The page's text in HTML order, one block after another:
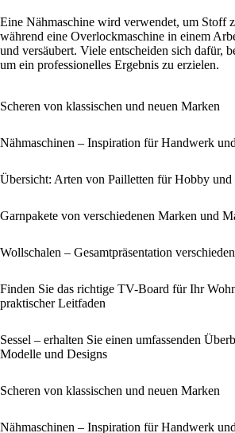
Eine Nähmaschine wird verwendet, um Stoff
während eine Overlockmaschine in einem
und versäubert. Viele entscheiden sich dafür,
um ein professionelles Ergebnis zu erzielen.
Scheren von klassischen und neuen Marken
Nähmaschinen – Inspiration für Handwerk
Übersicht: Arten von Pailletten für Hobby und
Garnpakete von verschiedenen Marken und
Wollschalen – Gesamtpräsentation
Finden Sie das richtige TV-Board für Ihr
praktischer Leitfaden
Sessel – erhalten Sie einen umfassenden
Modelle und Designs
Scheren von klassischen und neuen Marken
Nähmaschinen – Inspiration für Handwerk